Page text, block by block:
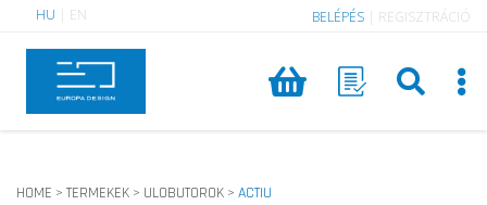
HU EN BELÉPÉS REGISZTRÁCIÓ
HOME > TERMEKEK > ULOBUTOROK > ACTIU